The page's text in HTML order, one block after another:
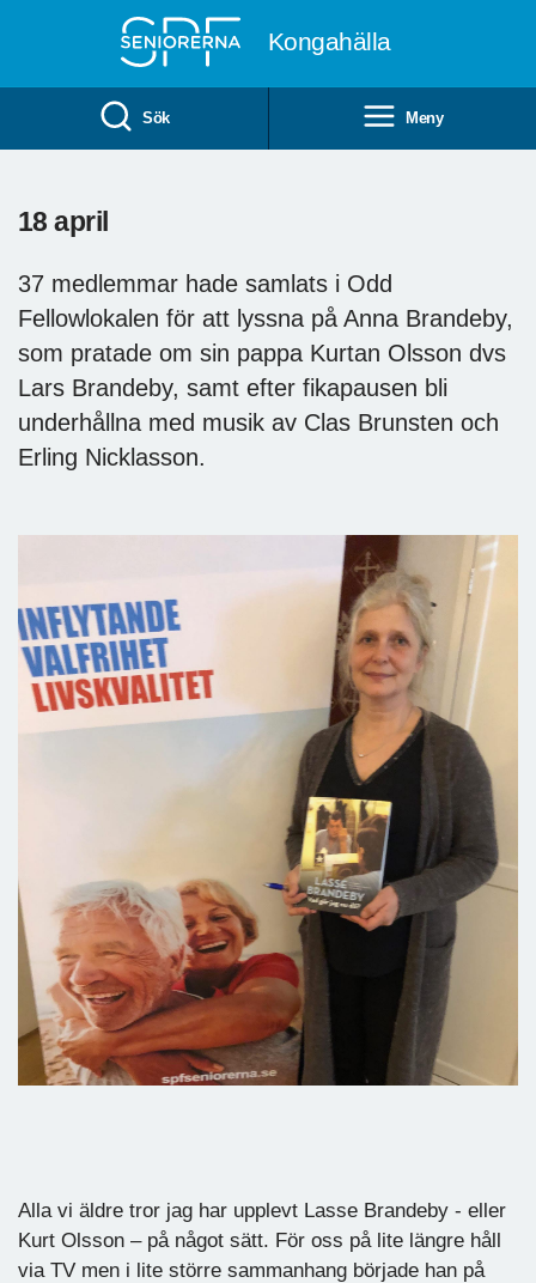
Kongahälla
Sök Meny
18 april
37 medlemmar hade samlats i Odd
Fellowlokalen för att lyssna på Anna Brandeby,
som pratade om sin pappa Kurtan Olsson dvs
Lars Brandeby, samt efter fikapausen bli
underhållna med musik av Clas Brunsten och
Erling Nicklasson.
Alla vi äldre tror jag har upplevt Lasse Brandeby - eller
Kurt Olsson – på något sätt. För oss på lite längre håll
via TV men i lite större sammanhang började han på